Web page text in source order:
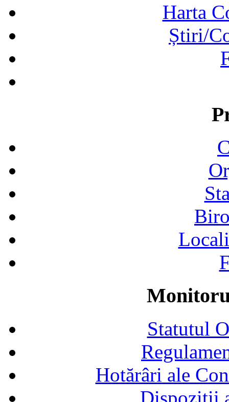
Harta
Știri/
Statutul
Hotărâri ale
Dispoziții